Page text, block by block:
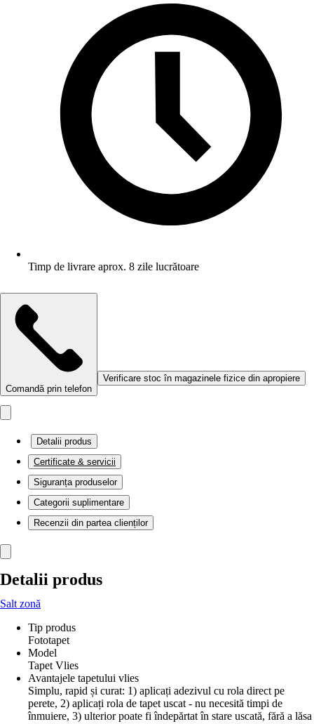
Timp de livrare aprox. 8 zile lucrătoare
Comandă prin telefon
Verificare stoc în magazinele fizice din apropiere
Detalii produs
Certificate & servicii
Siguranța produselor
Categorii suplimentare
Recenzii din partea clienților
Detalii produs
Salt zonă
Tip produs
Fototapet
Model
Tapet Vlies
Avantajele tapetului vlies
Simplu, rapid și curat: 1) aplicați adezivul cu rola direct pe
perete, 2) aplicați rola de tapet uscat - nu necesită timpi de
înmuiere, 3) ulterior poate fi îndepărtat în stare uscată, fără a lăsa